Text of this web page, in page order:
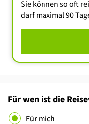
Sie können so oft
darf maximal 90
Für wen ist die
Für mich